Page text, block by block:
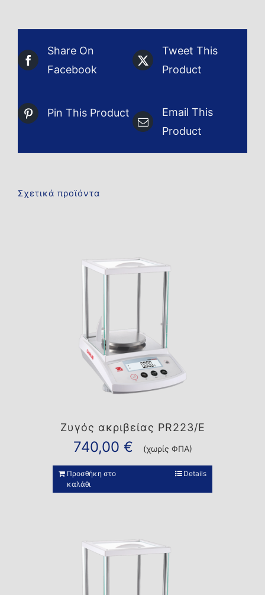
Share On
Facebook
Tweet This
Product
Pin This Product
Email This
Product
Σχετικά προϊόντα
Ζυγός ακριβείας PR223/E
740,00 € (χωρίς ΦΠΑ)
Προσθήκη στο
καλάθι
Details